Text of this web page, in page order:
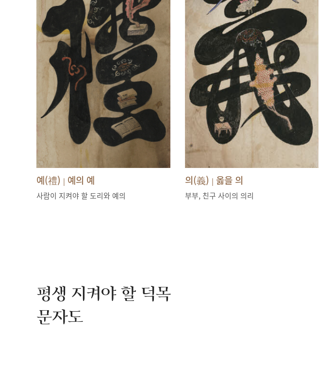
예(禮) | 예의 예
사람이 지켜야 할 도리와 예의
의(義) | 옳을 의
부부, 친구 사이의 의리
평생 지켜야 할 덕목
문자도